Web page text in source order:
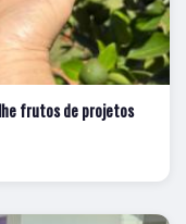
frutos de projetos